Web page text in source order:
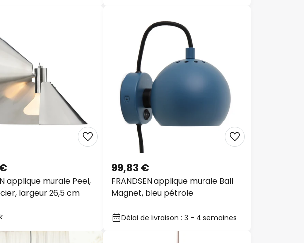
applique murale Peel,
largeur 26,5 cm
FRANDSEN applique murale Ball
Magnet, bleu pétrole
99,83 €
Délai de livraison : 3 - 4 semaines